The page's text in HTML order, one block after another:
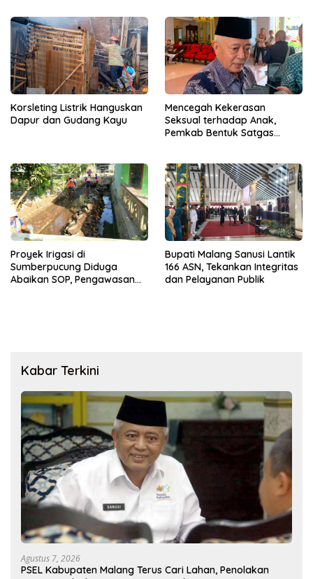
Korsleting Listrik Hanguskan
Dapur dan Gudang Kayu
Mencegah Kekerasan
Seksual terhadap Anak,
Pemkab Bentuk Satgas
Proyek Irigasi di
Sumberpucung Diduga
Abaikan SOP, Pengawasan
Bupati Malang Sanusi Lantik
166 ASN, Tekankan Integritas
dan Pelayanan Publik
Kabar Terkini
Agustus 7, 2026
PSEL Kabupaten Malang Terus Cari Lahan, Penolakan